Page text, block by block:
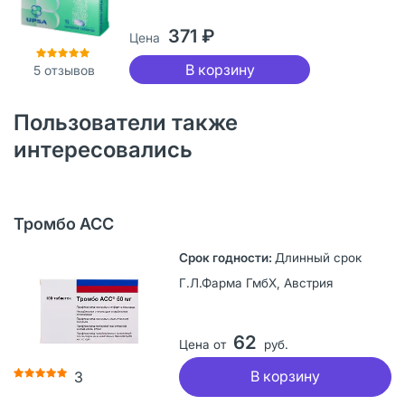
5 отзывов
Цена 371 ₽
В корзину
Пользователи также
интересовались
Тромбо АСС
3
Длинный срок
Г.Л.Фарма ГмбХ, Австрия
Цена от 62 руб.
В корзину